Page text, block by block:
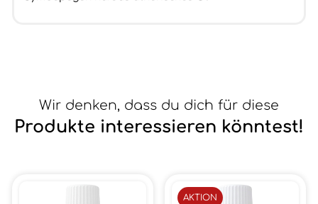
Wir denken, dass du dich für diese
Produkte interessieren könntest!
AKTION